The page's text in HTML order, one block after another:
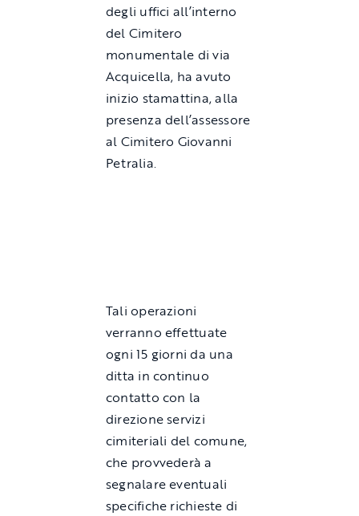
degli uffici all’interno
del Cimitero
monumentale di via
Acquicella, ha avuto
inizio stamattina, alla
presenza dell’assessore
al Cimitero Giovanni
Petralia.
Tali operazioni
verranno effettuate
ogni 15 giorni da una
ditta in continuo
contatto con la
direzione servizi
cimiteriali del comune,
che provvederà a
segnalare eventuali
specifiche richieste di